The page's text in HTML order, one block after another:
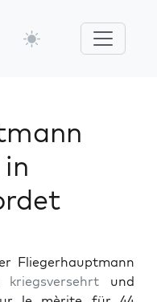
Fliegerhaupt­mann
kriegs­versehrt und